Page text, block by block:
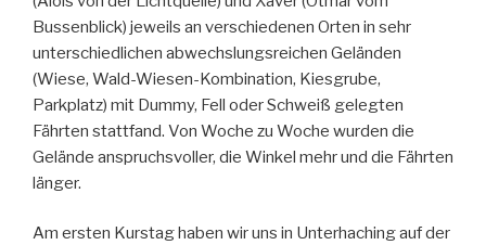
Bussenblick) jeweils an verschiedenen Orten in sehr
unterschiedlichen abwechslungsreichen Geländen
(Wiese, Wald-Wiesen-Kombination, Kiesgrube,
Parkplatz) mit Dummy, Fell oder Schweiß gelegten
Fährten stattfand. Von Woche zu Woche wurden die
Gelände anspruchsvoller, die Winkel mehr und die Fährten
länger.
Am ersten Kurstag haben wir uns in Unterhaching auf der